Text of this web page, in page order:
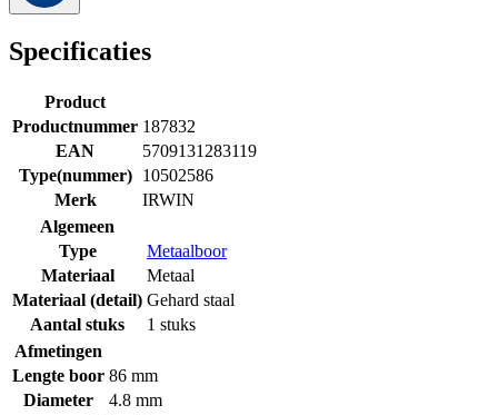
Specificaties
Product
Productnummer 187832
EAN
5709131283119
Type(nummer)
10502586
Merk
IRWIN
Algemeen
Type
Metaalboor
Materiaal
Metaal
Materiaal (detail) Gehard staal
Aantal stuks
1 stuks
Afmetingen
Lengte boor 86 mm
Diameter
4.8 mm